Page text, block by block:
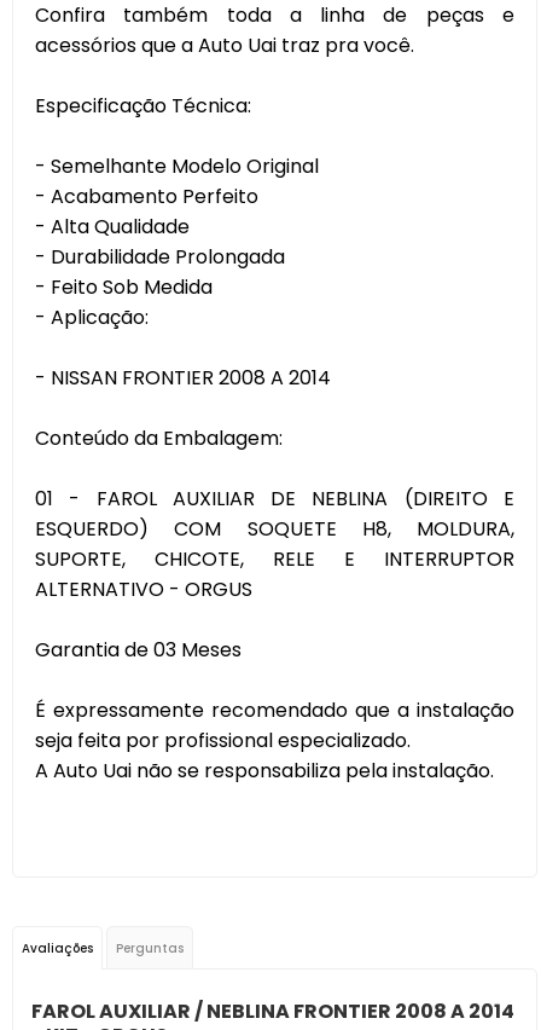
Confira também toda a linha de peças e
acessórios que a Auto Uai traz pra você.
Especificação Técnica:
- Semelhante Modelo Original
- Acabamento Perfeito
- Alta Qualidade
- Durabilidade Prolongada
- Feito Sob Medida
- Aplicação:
- NISSAN FRONTIER 2008 A 2014
Conteúdo da Embalagem:
01 - FAROL AUXILIAR DE NEBLINA (DIREITO E
ESQUERDO) COM SOQUETE H8, MOLDURA,
SUPORTE, CHICOTE, RELE E INTERRUPTOR
ALTERNATIVO - ORGUS
Garantia de 03 Meses
É expressamente recomendado que a instalação
seja feita por profissional especializado.
A Auto Uai não se responsabiliza pela instalação.
Avaliações Perguntas
FAROL AUXILIAR / NEBLINA FRONTIER 2008 A 2014